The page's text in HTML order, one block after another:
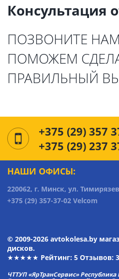
Консультация
ПОЗВОНИТЕ
ПОМОЖЕМ
ПРАВИЛЬНЫЙ
+375 (29) 357
+375 (29) 237
НАШИ ОФИСЫ:
220062, г. Минск, ул.
+375 (29) 357-37-02 Velcom
© 2009-2026 avtokolesa.by
дисков.
★★★★★ Рейтинг: 5 Отзывов:
ЧТТУП «ЯрТранСервис» Республика